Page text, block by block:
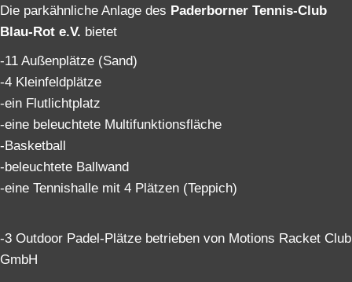
Die parkähnliche Anlage des Paderborner Tennis-Club
Blau-Rot e.V. bietet
-11 Außenplätze (Sand)
-4 Kleinfeldplätze
-ein Flutlichtplatz
-eine beleuchtete Multifunktionsfläche
-Basketball
-beleuchtete Ballwand
-eine Tennishalle mit 4 Plätzen (Teppich)
-3 Outdoor Padel-Plätze betrieben von Motions Racket Club
GmbH